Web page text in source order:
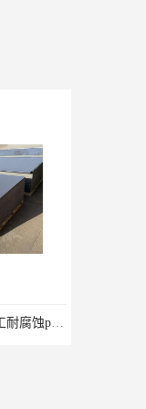
金天成生产节能环保加工耐腐蚀pvc板材